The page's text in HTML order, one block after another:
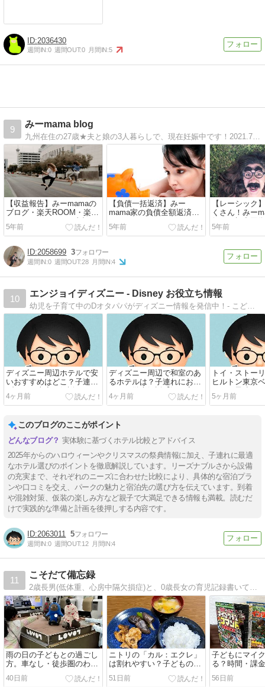
2036430
週間IN:0 週間OUT:0 月間IN:5
9
みーmama blog
九州在住の27歳★夫と娘の3人暮らしで、現在妊娠中です！2021.7.10出産予定。楽天経済圏/楽天せどり/ブログ/積立NISA/ジュニアNISA/リベ大生☆ブログ初心者です！楽天好き・子育て・妊娠中の方はぜひ仲良くして下さい！
【収益報告】みーmamaの
ブログ・楽天ROOM・楽天
せどりの4カ月目の反省と
来月の目標
5年前
【負債一括返済】みー
mama家の負債全額返済し
たことについて！！！
5年前
【レーシック
くさん！みー
行った視力回
談！！！
5年前
2058699 3
週間IN:0 週間OUT:28 月間IN:4
10
エンジョイディズニー - Disney お役立ち情報
幼児を子育て中のDオタパパがディズニー情報を発信中！- こどもと楽しむパークのコツ- ディズニー最新情報- 気になるディズニーグッズ- ときどき関係ないお話も。
ディズニー周辺ホテルで安
いおすすめはどこ？子連れ
ブログが本音で解説
4ヶ月前
ディズニー周辺で和室のあ
るホテルは？子連れにおす
すめを徹底解説【添い寝も
安心】
4ヶ月前
トイ・ストー
ヒルトン東京
いい？子連れ
較
5ヶ月前
このブログのここがポイント
実体験に基づくホテル比較とアドバイス
2025年からのハロウィーンやクリスマスの祭典情報に加え、子連れに最適
なホテル選びのポイントを徹底解説しています。リーズナブルさから設備
の充実まで、それぞれのニーズに合わせた比較により、具体的な宿泊プラ
ンや口コミを交え、パークの魅力と宿泊先の選び方を伝えています。到着
や混雑対策、仮装の楽しみ方など親子で大満足できる情報も満載。読むだ
けで実践的な準備と計画を後押しする内容です。
2063011 5
週間IN:0 週間OUT:12 月間IN:4
11
こそだて備忘録
2歳長男(低体重、心房中隔欠損症)と、0歳長女の育児記録書いてます。日々の出来事、妊娠・出産の記録、DWE進行状況などなど。
雨の日の子どもとの過ごし
方。車なし・徒歩圏のわが
家のリアル
40日前
ニトリの「カル：エクレ」
は割れやすい？子どものい
る我が家で1年以上使った
正直レビュー
51日前
子どもにマイ
る？時間・課
が家のリアル
56日前